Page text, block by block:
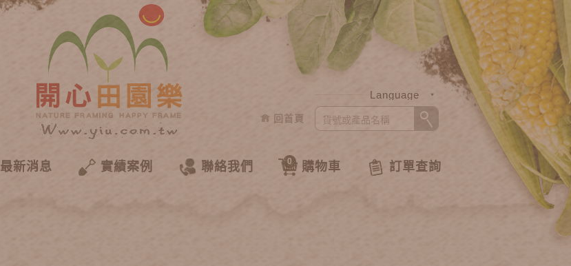
最新消息 實績案例 聯絡我們 購物車
0 訂單查詢
回首頁
Language
中文